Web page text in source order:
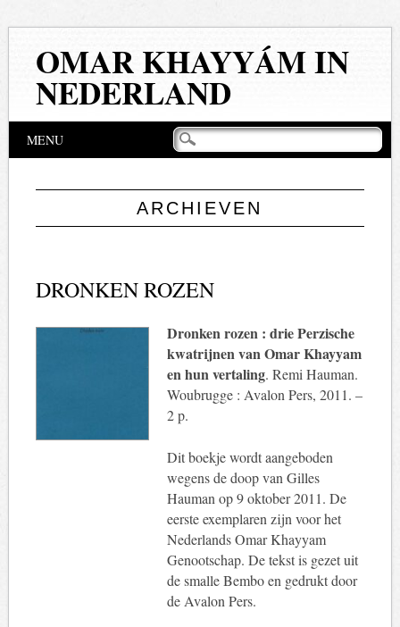
OMAR KHAYYÁM IN
NEDERLAND
Hoofdmenu
springen
MENU
ARCHIEVEN
DRONKEN ROZEN
Dronken rozen : drie Perzische
kwatrijnen van Omar Khayyam
en hun vertaling. Remi Hauman.
Woubrugge : Avalon Pers, 2011. –
2 p.
Dit boekje wordt aangeboden
wegens de doop van Gilles
Hauman op 9 oktober 2011. De
eerste exemplaren zijn voor het
Nederlands Omar Khayyam
Genootschap. De tekst is gezet uit
de smalle Bembo en gedrukt door
de Avalon Pers.